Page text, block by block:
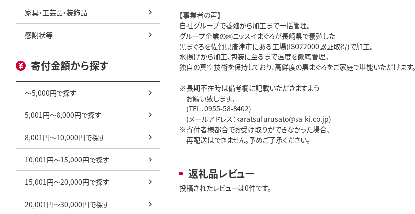
家具・工芸品・装飾品
感謝状等
寄付金額から探す
～5,000円で探す
5,001円～8,000円で探す
8,001円～10,000円で探す
10,001円～15,000円で探す
15,001円～20,000円で探す
20,001円～30,000円で探す
【事業者の声】
自社グループで養殖から加工まで一括管理。
グループ企業の㈱ニッスイまぐろが長崎県で養殖した
黒まぐろを佐賀県唐津市にある工場(ISO22000認証取得)で加工。
水揚げから加工、包装に至るまで温度を徹底管理。
独自の真空技術を保持しており、高鮮度の黒まぐろをご家庭で堪能いただけます。
※長期不在時は備考欄に記載いただきますよう
お願い致します。
(TEL：0955-58-8402)
(メールアドレス：karatsufurusato@sa-ki.co.jp)
※寄付者様都合でお受け取りができなかった場合、
再配送はできません。予めご了承ください。
返礼品レビュー
投稿されたレビューは0件です。